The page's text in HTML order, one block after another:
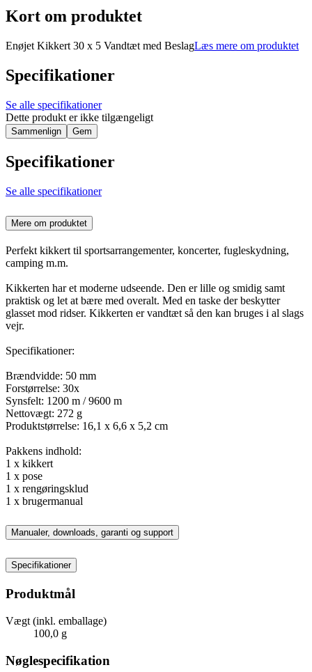
Kort om produktet
Enøjet Kikkert 30 x 5 Vandtæt med BeslagLæs mere om produktet
Specifikationer
Se alle specifikationer
Dette produkt er ikke tilgængeligt
Sammenlign Gem
Specifikationer
Se alle specifikationer
Mere om produktet
Perfekt kikkert til sportsarrangementer, koncerter, fugleskydning,
camping m.m.
Kikkerten har et moderne udseende. Den er lille og smidig samt
praktisk og let at bære med overalt. Med en taske der beskytter
glasset mod ridser. Kikkerten er vandtæt så den kan bruges i al slags
vejr.
Specifikationer:
Brændvidde: 50 mm
Forstørrelse: 30x
Synsfelt: 1200 m / 9600 m
Nettovægt: 272 g
Produktstørrelse: 16,1 x 6,6 x 5,2 cm
Pakkens indhold:
1 x kikkert
1 x pose
1 x rengøringsklud
1 x brugermanual
Manualer, downloads, garanti og support
Specifikationer
Produktmål
Vægt (inkl. emballage)
100,0 g
Nøglespecifikation